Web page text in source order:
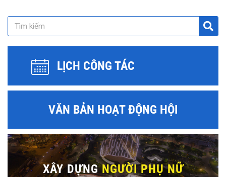
LỊCH CÔNG TÁC
VĂN BẢN HOẠT ĐỘNG HỘI
XÂY DỰNGNGƯỜI PHỤ NỮ